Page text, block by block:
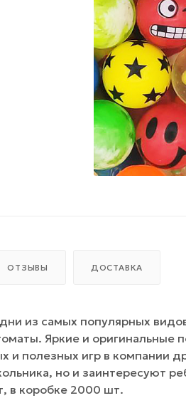
ОТЗЫВЫ ДОСТАВКА
из самых популярных
Яркие и
и полезных игр в компании
но и заинтересуют
в коробке 2000 шт.